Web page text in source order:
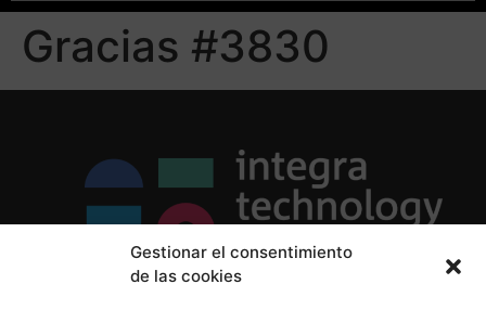
Gestionar el consentimiento
de las cookies
Gracias #3830